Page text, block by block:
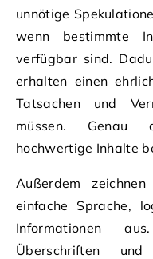
unnötige
wenn bestimmte
verfügbar sind.
erhalten einen
Tatsachen und
müssen. Genau
hochwertige Inhalte
Außerdem
einfache Sprache,
Informationen
Überschriften und